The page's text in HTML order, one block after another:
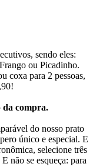
sendo eles:
ou Picadinho.
coxa para 2 pessoas,
da compra.
do nosso prato
único e especial. E
selecione três
não se esqueça: para